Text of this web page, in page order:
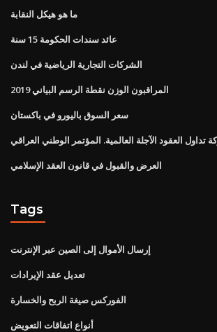
ما هو هيكل النقابة
عائد سندات الحكومة 15 سنة
الشركات التجارية الرياضية في لندن
المراقبون الوزن نقطة الرسم البياني 2019
سعر السوق باليورو في باكستان
تداول العقود الآجلة العالمية. المؤتمر الوطني العراقي
العرض والقبول في قانون العقد الإسلامي
Tags
إرسال الأموال إلى الصين عبر الإنترنت
تعديل عقد الإيرادات
الفوركس صيغة الربح والخسارة
أنواع اتفاقات التعويض